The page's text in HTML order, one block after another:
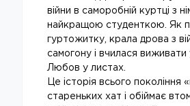
війни в саморобній куртці з
найкращою студенткою. Як
гуртожитку, крала дрова з
самогону і вчилася виживати
Любов у листах.
Це історія всього покоління
стареньких хат і обіймає